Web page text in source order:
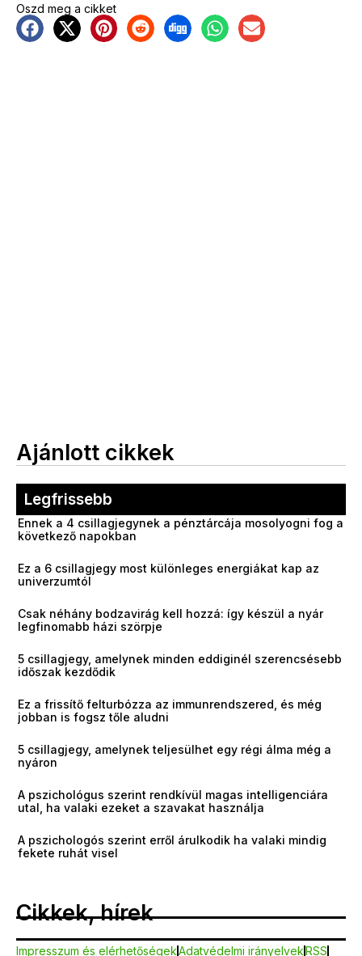
Oszd meg a cikket
Ajánlott cikkek
Legfrissebb
Ennek a 4 csillagjegynek a pénztárcája mosolyogni fog a
következő napokban
Ez a 6 csillagjegy most különleges energiákat kap az
univerzumtól
Csak néhány bodzavirág kell hozzá: így készül a nyár
legfinomabb házi szörpje
5 csillagjegy, amelynek minden eddiginél szerencsésebb
időszak kezdődik
Ez a frissítő felturbózza az immunrendszered, és még
jobban is fogsz tőle aludni
5 csillagjegy, amelynek teljesülhet egy régi álma még a
nyáron
A pszichológus szerint rendkívül magas intelligenciára
utal, ha valaki ezeket a szavakat használja
A pszichologós szerint erről árulkodik ha valaki mindig
fekete ruhát visel
Cikkek, hírek
Impresszum és elérhetőségekAdatvédelmi irányelvekRSS